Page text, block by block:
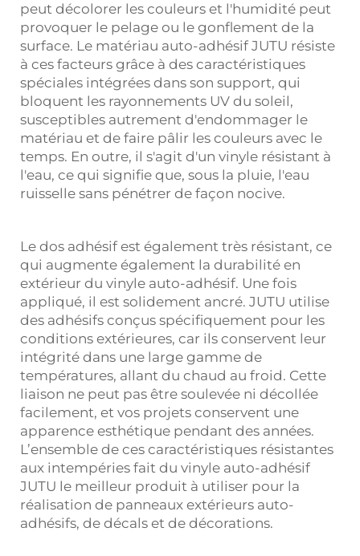
peut décolorer les couleurs et l'humidité peut
provoquer le pelage ou le gonflement de la
surface. Le matériau auto-adhésif JUTU résiste
à ces facteurs grâce à des caractéristiques
spéciales intégrées dans son support, qui
bloquent les rayonnements UV du soleil,
susceptibles autrement d'endommager le
matériau et de faire pâlir les couleurs avec le
temps. En outre, il s'agit d'un vinyle résistant à
l'eau, ce qui signifie que, sous la pluie, l'eau
ruisselle sans pénétrer de façon nocive.
Le dos adhésif est également très résistant, ce
qui augmente également la durabilité en
extérieur du vinyle auto-adhésif. Une fois
appliqué, il est solidement ancré. JUTU utilise
des adhésifs conçus spécifiquement pour les
conditions extérieures, car ils conservent leur
intégrité dans une large gamme de
températures, allant du chaud au froid. Cette
liaison ne peut pas être soulevée ni décollée
facilement, et vos projets conservent une
apparence esthétique pendant des années.
L’ensemble de ces caractéristiques résistantes
aux intempéries fait du vinyle auto-adhésif
JUTU le meilleur produit à utiliser pour la
réalisation de panneaux extérieurs auto-
adhésifs, de décals et de décorations.